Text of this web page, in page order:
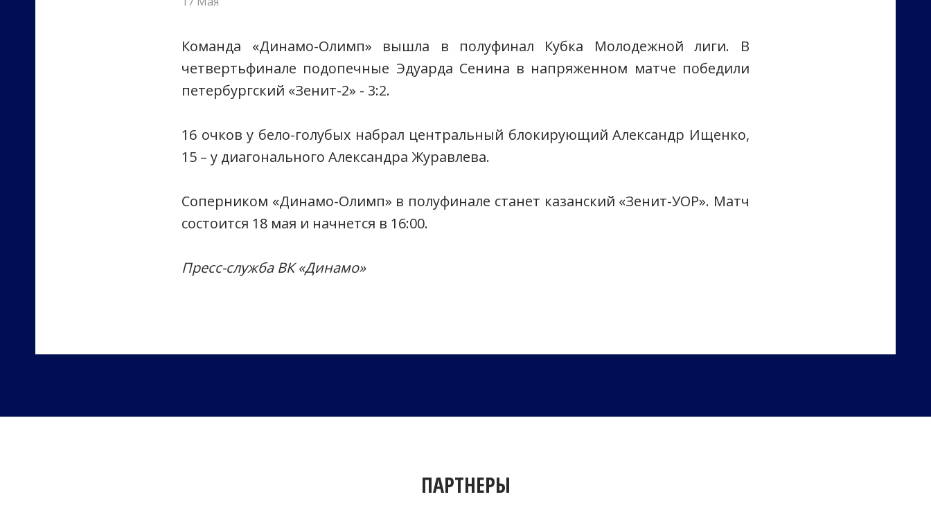
Команда «Динамо-Олимп» вышла в полуфинал Кубка Молодежной лиги. В
четвертьфинале подопечные Эдуарда Сенина в напряженном матче победили
петербургский «Зенит-2» - 3:2.
16 очков у бело-голубых набрал центральный блокирующий Александр Ищенко,
15 – у диагонального Александра Журавлева.
Соперником «Динамо-Олимп» в полуфинале станет казанский «Зенит-УОР». Матч
состоится 18 мая и начнется в 16:00.
Пресс-служба ВК «Динамо»
ПАРТНЕРЫ